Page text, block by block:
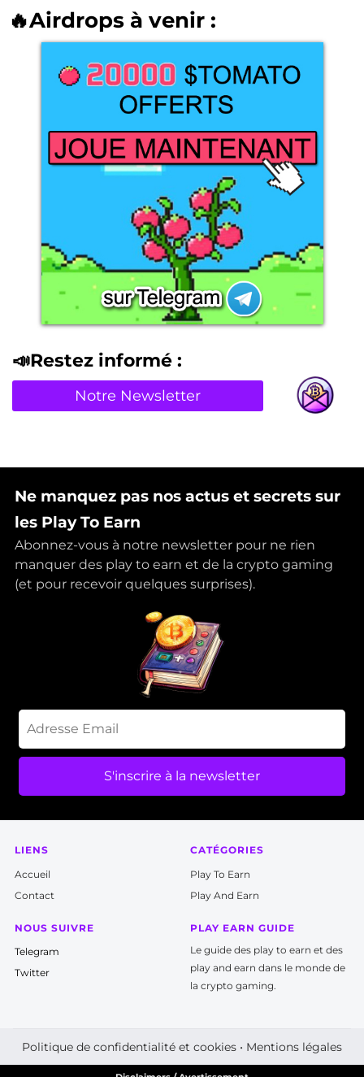
🔥Airdrops à venir :
📣Restez informé :
Notre Newsletter
Ne manquez pas nos actus et secrets sur
les Play To Earn
Abonnez-vous à notre newsletter pour ne rien
manquer des play to earn et de la crypto gaming
(et pour recevoir quelques surprises).
S'inscrire à la newsletter
LIENS
Accueil
Contact
CATÉGORIES
Play To Earn
Play And Earn
NOUS SUIVRE
Telegram
Twitter
PLAY EARN GUIDE
Le guide des play to earn et des
play and earn dans le monde de
la crypto gaming.
Politique de confidentialité et cookies • Mentions légales